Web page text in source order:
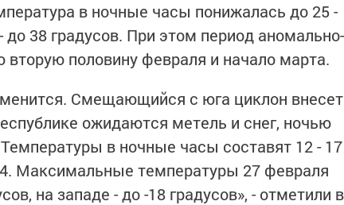
в ночные часы понижалась до 25 -
38 градусов. При этом период аномально-
половину февраля и начало марта.
Смещающийся с юга циклон внесет
ожидаются метель и снег, ночью
в ночные часы составят 12 - 17
Максимальные температуры 27 февраля
на западе - до -18 градусов», - отметили в